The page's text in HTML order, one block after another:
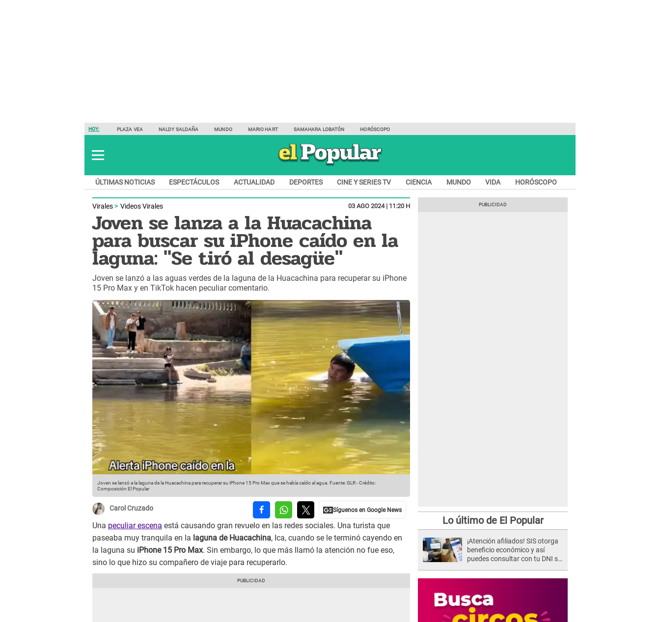
HOY: PLAZA VEA NALDY SALDAÑA MUNDO MARIO HART SAMAHARA LOBATÓN HORÓSCOPO
ÚLTIMAS NOTICIAS ESPECTÁCULOS ACTUALIDAD DEPORTES CINE Y SERIES TV CIENCIA MUNDO VIDA HORÓSCOPO
Virales Videos Virales 03 AGO 2024 | 11:20 H
Joven se lanza a la Huacachina
para buscar su iPhone caído en la
laguna: "Se tiró al desagüe"
Joven se lanzó a las aguas verdes de la laguna de la Huacachina para recuperar su iPhone
15 Pro Max y en TikTok hacen peculiar comentario.
Joven se lanzó a la laguna de la Huacachina para recuperar su iPhone 15 Pro Max que se había caído al agua. Fuente: GLR-Crédito:
Composición El Popular
Carol Cruzado
Una peculiar escena está causando gran revuelo en las redes sociales. Una turista que
paseaba muy tranquila en la laguna de Huacachina, Ica, cuando se le terminó cayendo en
la laguna su iPhone 15 Pro Max. Sin embargo, lo que más llamó la atención no fue eso,
sino lo que hizo su compañero de viaje para recuperarlo.
Lo último de El Popular
¡Atención afiliados! SIS otorga
beneficio económico y así
puedes consultar con tu DNI si